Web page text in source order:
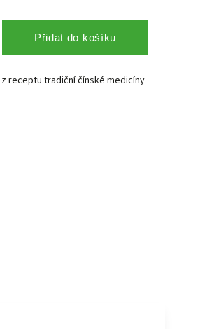
Přidat do košíku
z receptu tradiční čínské medicíny